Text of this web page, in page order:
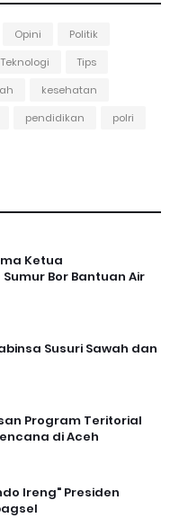
Opini
Politik
Teknologi
Tips
kesehatan
pendidikan
polri
Ketua
Bor Bantuan Air
Susuri Sawah dan
Program Teritorial
di Aceh
Ireng" Presiden